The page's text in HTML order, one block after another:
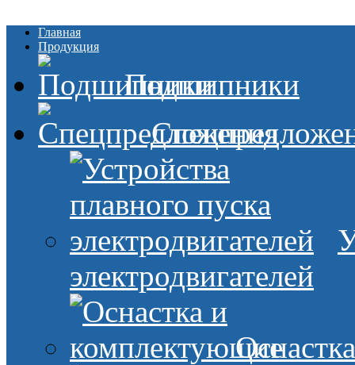
Главная
Продукция
Подшипники
электродвигателей